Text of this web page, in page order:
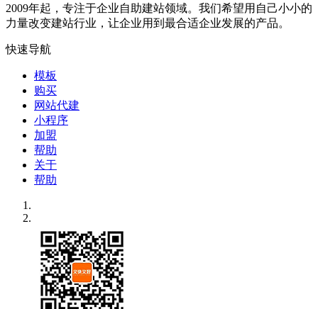
2009年起，专注于企业自助建站领域。我们希望用自己小小的
力量改变建站行业，让企业用到最合适企业发展的产品。
快速导航
模板
购买
网站代建
小程序
加盟
帮助
关于
帮助